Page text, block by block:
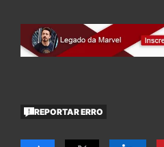
REPORTAR ERRO